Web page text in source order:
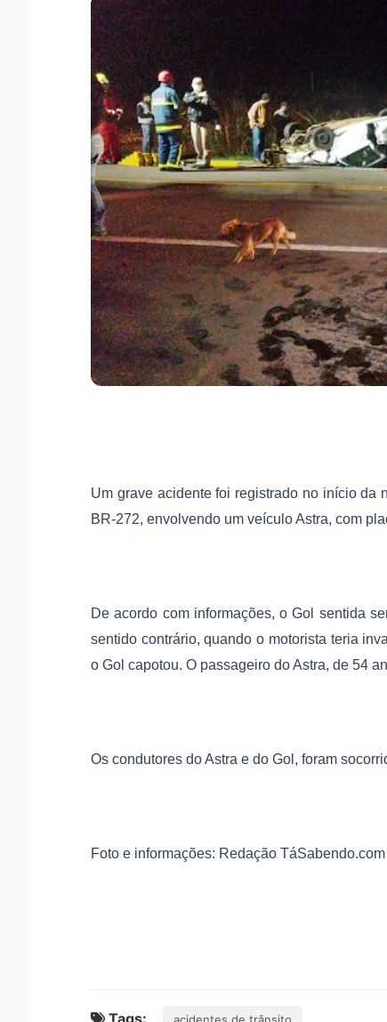
Um grave acidente foi registrado no início da
BR-272, envolvendo um veículo Astra, com
De acordo com informações, o Gol sentida
sentido contrário, quando o motorista teria
o Gol capotou. O passageiro do Astra, de 54
Os condutores do Astra e do Gol, foram
Foto e informações: Redação TáSabendo.com
Tags: